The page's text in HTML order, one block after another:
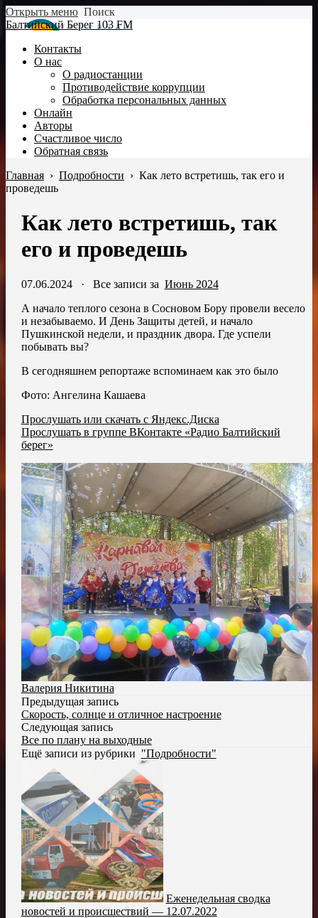
Открыть меню Поиск
Балтийский Берег 103 FM
Контакты
О нас
О радиостанции
Противодействие коррупции
Обработка персональных данных
Онлайн
Авторы
Счастливое число
Обратная связь
Главная › Подробности › Как лето встретишь, так его и
проведешь
Как лето встретишь, так
его и проведешь
07.06.2024· Все записи за Июнь 2024
А начало теплого сезона в Сосновом Бору провели весело
и незабываемо. И День Защиты детей, и начало
Пушкинской недели, и праздник двора. Где успели
побывать вы?
В сегодняшнем репортаже вспоминаем как это было
Фото: Ангелина Кашаева
Прослушать или скачать с Яндекс.Диска
Прослушать в группе ВКонтакте «Радио Балтийский
берег»
Валерия Никитина
Предыдущая запись
Скорость, солнце и отличное настроение
Следующая запись
Все по плану на выходные
Ещё записи из рубрики "Подробности"
Еженедельная сводка
новостей и происшествий — 12.07.2022